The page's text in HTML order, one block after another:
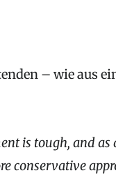
– wie aus
is tough, and as
conservative